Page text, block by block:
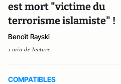
est mort "victime du
terrorisme islamiste" !
Benoît Rayski
1 min de lecture
COMPATIBLES